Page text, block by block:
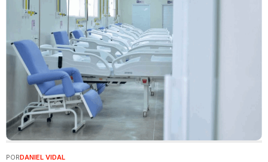
PORDANIEL VIDAL